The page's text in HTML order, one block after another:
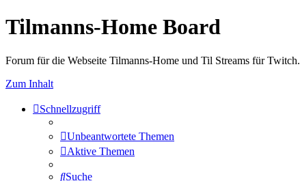
Tilmanns-Home Board
Forum für die Webseite Tilmanns-Home und Til Streams für Twitch.
Zum Inhalt
Schnellzugriff
Unbeantwortete Themen
Aktive Themen
Suche